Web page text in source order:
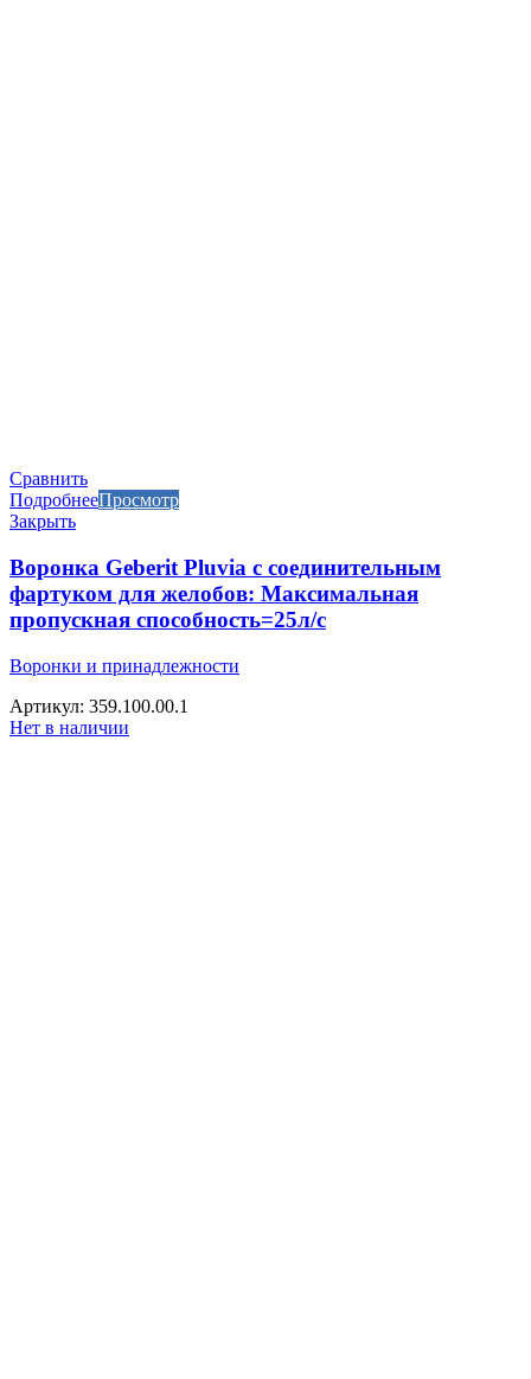
Сравнить
ПодробнееПросмотр
Закрыть
Воронка Geberit Pluvia с соединительным
фартуком для желобов: Максимальная
пропускная способность=25л/с
Воронки и принадлежности
Артикул: 359.100.00.1
Нет в наличии